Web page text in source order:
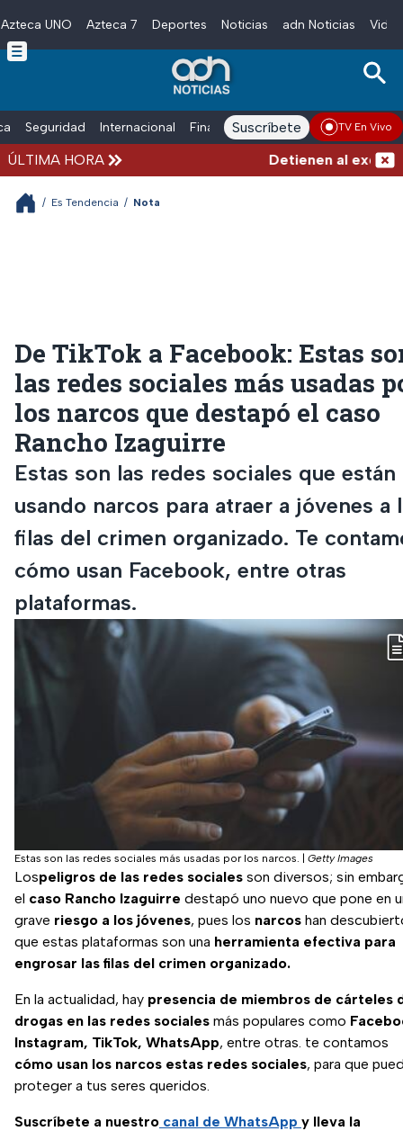
Skip to main content
Azteca UNO Azteca 7 Deportes Noticias adn Noticias
Seguridad Internacional Finanzas adn Noticias Radio
Suscríbete TV En Vivo
ÚLTIMA HORA Detienen al
/ Es Tendencia / Nota
De TikTok a Facebook: Estas
las redes sociales más usadas
los narcos que destapó el caso
Rancho Izaguirre
Estas son las redes sociales que están
usando narcos para atraer a jóvenes a
filas del crimen organizado. Te
cómo usan Facebook, entre otras
plataformas.
Estas son las redes sociales más usadas por los narcos. | Getty Images
Lospeligros de las redes sociales son diversos; sin
el caso Rancho Izaguirre destapó uno nuevo que pone en
grave riesgo a los jóvenes, pues los narcos han
que estas plataformas son una herramienta efectiva para
engrosar las filas del crimen organizado.
En la actualidad, hay presencia de miembros de cárteles
drogas en las redes sociales más populares como
Instagram, TikTok, WhatsApp, entre otras. te contamos
cómo usan los narcos estas redes sociales, para que
proteger a tus seres queridos.
Suscríbete a nuestro canal de WhatsApp y lleva la